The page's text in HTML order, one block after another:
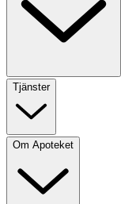
Tjänster
Om Apoteket